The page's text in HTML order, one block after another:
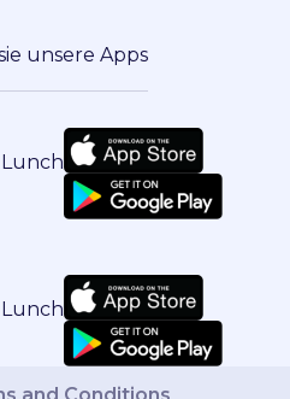
unsere Apps
and Conditions